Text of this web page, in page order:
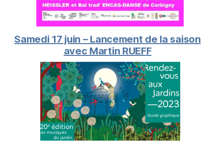
Samedi 17 juin – Lancement de la saison
avec Martin RUEFF